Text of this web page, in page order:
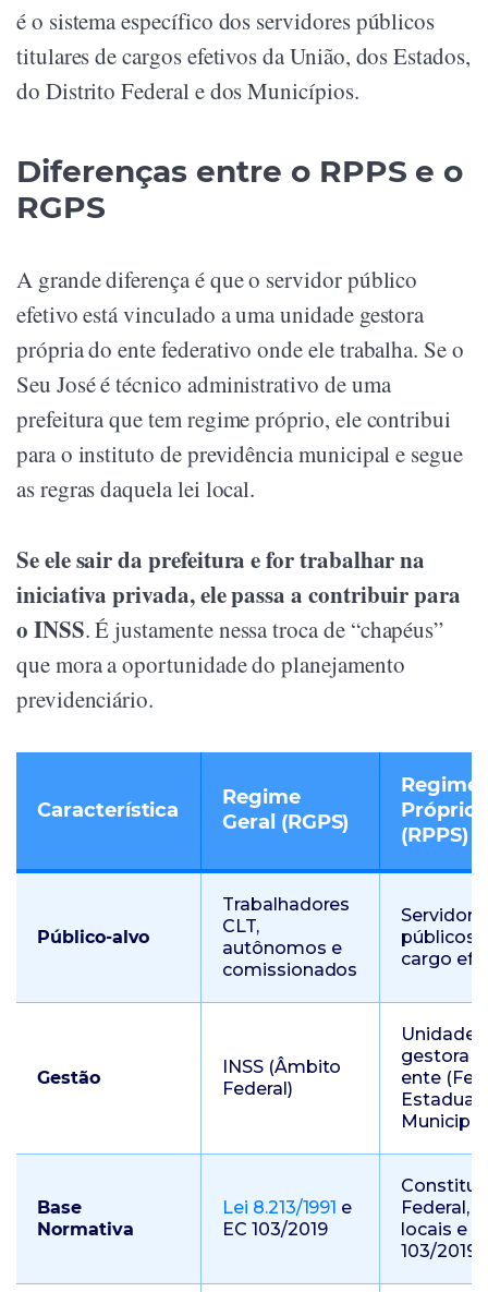
é o sistema específico dos servidores públicos
titulares de cargos efetivos da União, dos Estados,
do Distrito Federal e dos Municípios.
Diferenças entre o RPPS e o
RGPS
A grande diferença é que o servidor público
efetivo está vinculado a uma unidade gestora
própria do ente federativo onde ele trabalha. Se o
Seu José é técnico administrativo de uma
prefeitura que tem regime próprio, ele contribui
para o instituto de previdência municipal e segue
as regras daquela lei local.
Se ele sair da prefeitura e for trabalhar na
iniciativa privada, ele passa a contribuir para
o INSS. É justamente nessa troca de “chapéus”
que mora a oportunidade do planejamento
previdenciário.
Característica
Regime
Geral (RGPS)
Regime
Próprio
(RPPS)
Público-alvo
Trabalhadores
CLT,
autônomos e
comissionados
públicos
cargo
Gestão
INSS (Âmbito
Federal)
Unidade
gestora
ente
Estadual
Base
Normativa
Lei 8.213/1991 e
EC 103/2019
Federal,
locais e
103/2019